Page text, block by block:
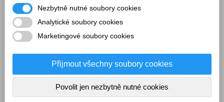
Košík (prázdný)
Nezbytně nutné soubory cookies
Analytické soubory cookies
Marketingové soubory cookies
Přijmout všechny soubory cookies
Povolit jen nezbytně nutné cookies